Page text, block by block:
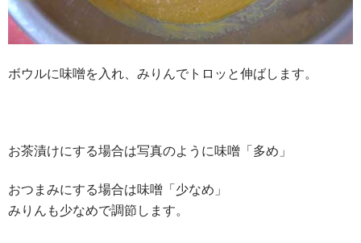
ボウルに味噌を入れ、みりんでトロッと伸ばします。
お茶漬けにする場合は写真のように味噌「多め」
おつまみにする場合は味噌「少なめ」
みりんも少なめで調節します。